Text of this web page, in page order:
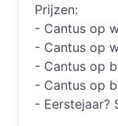
Prijzen:
- Cantus op
- Cantus op
- Cantus op
- Cantus op
- Eerstejaar?